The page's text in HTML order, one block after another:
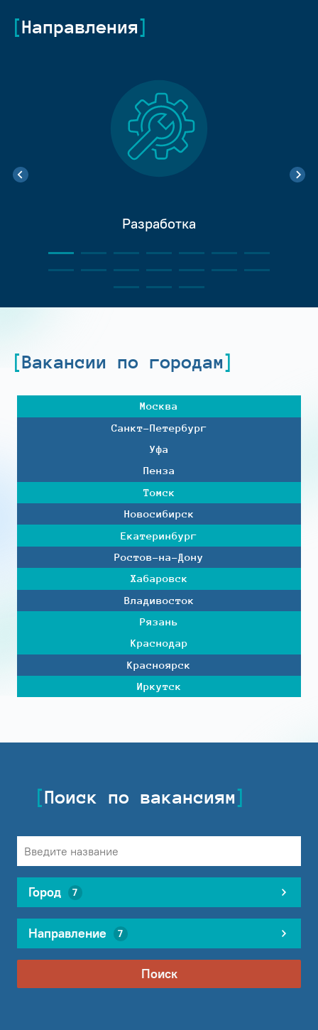
Направления
Разработка
Вакансии по городам
Москва
Санкт-Петербург
Уфа
Пенза
Томск
Новосибирск
Екатеринбург
Ростов-на-Дону
Хабаровск
Владивосток
Рязань
Краснодар
Красноярск
Иркутск
Поиск по вакансиям
Город 7
Направление 7
Поиск